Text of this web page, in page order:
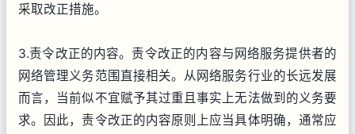
采取改正措施。
3.责令改正的内容。责令改正的内容与网络服务提供者的
网络管理义务范围直接相关。从网络服务行业的长远发展
而言，当前似不宜赋予其过重且事实上无法做到的义务要
求。因此，责令改正的内容原则上应当具体明确，通常应